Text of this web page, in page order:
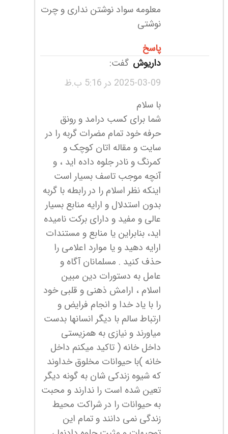
معلومه سواد نوشتن نداری و چرت
نوشتی
پاسخ
داریوش گفت:
2025-03-09 در 5:16 ب.ظ
با سلام
شما برای کسب درامد و رونق
حرفه خود تمام مضرات گربه را در
سایت و مقاله اتان کوچک و
کمرنگ و نادر جلوه داده اید ، و
آنچه موجب تاسف بسیار است
اینکه نظر اسلام را در رابطه با گربه
بدون استدلال و ارایه منابع بسیار
عالی و مفید و دارای برکت نامیده
اید، بنابراین یا منابع و مستندات
ارایه دهید و یا موارد اعلامی را
حذف کنید . مسلمانان آگاه و
عامل به دستورات دین مبین
اسلام ، ارامش ذهنی و قلبی خود
را با یاد خدا و انجام فرایض و
ارتباط سالم با دیگر انسانها بدست
میاورند و نیازی به همزیستی
داخل خانه ( تاکید میکنم داخل
خانه )با حیوانات مخلوق خداوند
که شیوه زندکی شان به گونه دیگر
تعین شده است را ندارند و محبت
به حیوانات را در شراکت محیط
زندگی نمی دانند و تمام این